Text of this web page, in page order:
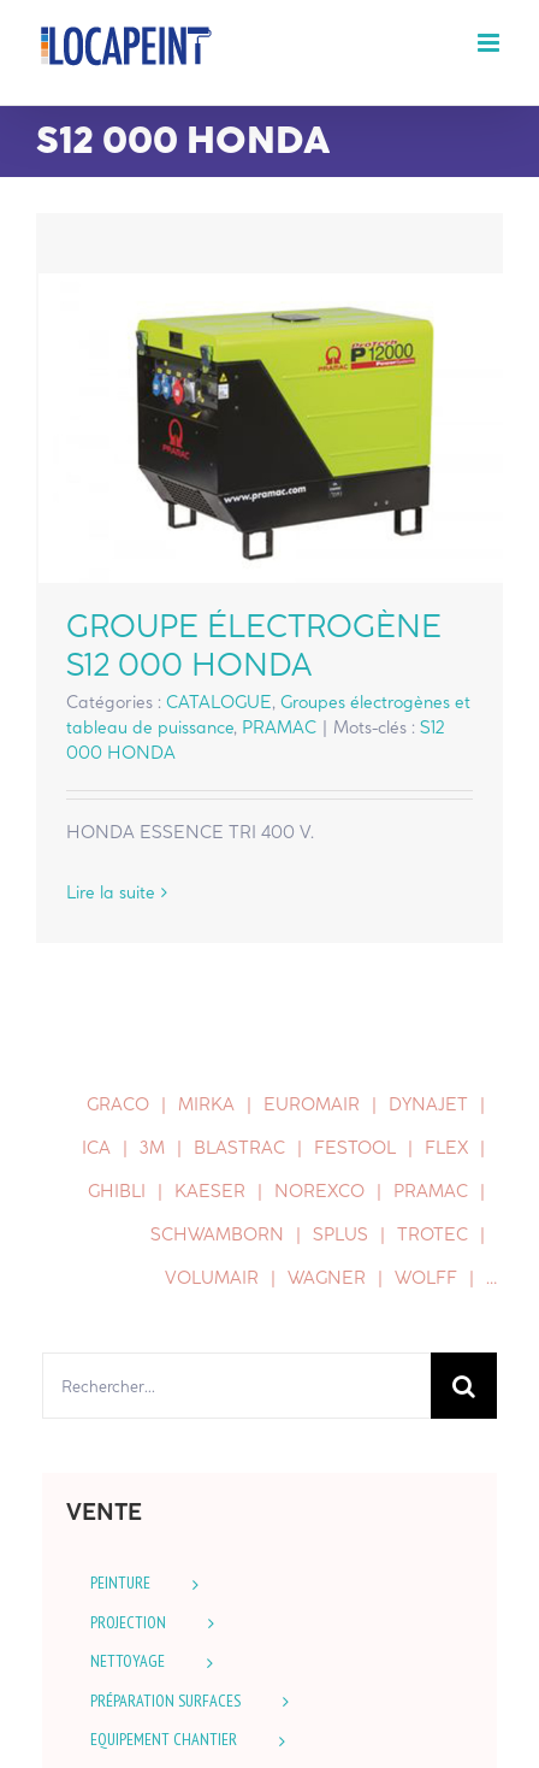
Passer
contenu
S12 000 HONDA
GROUPE ÉLECTROGÈNE
S12 000 HONDA
Catégories : CATALOGUE, Groupes électrogènes et
tableau de puissance, PRAMAC Mots-clés : S12
000 HONDA
HONDA ESSENCE TRI 400 V.
Lire la suite
GRACO MIRKA EUROMAIR
DYNAJET
ICA
3M BLASTRAC FESTOOL
FLEX
GHIBLI
KAESER NOREXCO
PRAMAC
SCHWAMBORN
SPLUS
TROTEC
VOLUMAIR
WAGNER WOLFF …
VENTE
PEINTURE
PROJECTION
NETTOYAGE
PRÉPARATION SURFACES
EQUIPEMENT CHANTIER